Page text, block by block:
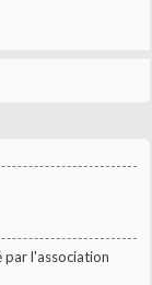
par l'association